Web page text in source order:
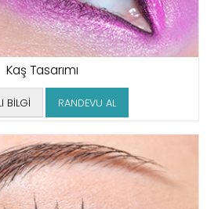
Kaş Tasarımı
BİLGİ RANDEVU AL